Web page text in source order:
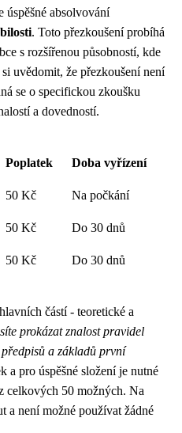
absolvování
. Toto přezkoušení probíhá
s rozšířenou působností, kde
uvědomit, že přezkoušení není
se o specifickou zkoušku
a dovedností.
Poplatek Doba vyřízení
50 Kč Na počkání
50 Kč Do 30 dnů
50 Kč Do 30 dnů
částí - teoretické a
prokázat znalost pravidel
a základů první
a pro úspěšné složení je nutné
celkových 50 možných. Na
a není možné používat žádné